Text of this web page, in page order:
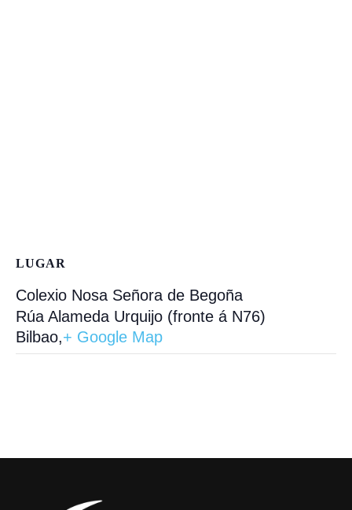
LUGAR
Colexio Nosa Señora de Begoña
Rúa Alameda Urquijo (fronte á N76)
Bilbao,+ Google Map